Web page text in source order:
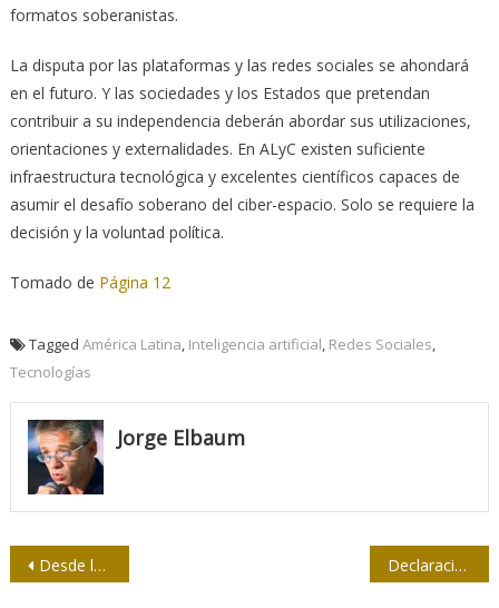
formatos soberanistas.
La disputa por las plataformas y las redes sociales se ahondará
en el futuro. Y las sociedades y los Estados que pretendan
contribuir a su independencia deberán abordar sus utilizaciones,
orientaciones y externalidades. En ALyC existen suficiente
infraestructura tecnológica y excelentes científicos capaces de
asumir el desafío soberano del ciber-espacio. Solo se requiere la
decisión y la voluntad política.
Tomado de Página 12
Tagged América Latina Inteligencia artificial Redes Sociales
Tecnologías
Jorge Elbaum
Navegación
Desde la Presidencia: Nuevo espacio de comunicación con Díaz-Canel Declaración de la UPEC: Condena al atentado terrorista en Moscú